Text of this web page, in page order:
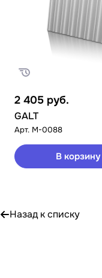
2 405 руб.
GALT
Арт. M-0088
В корзину
Назад к списку